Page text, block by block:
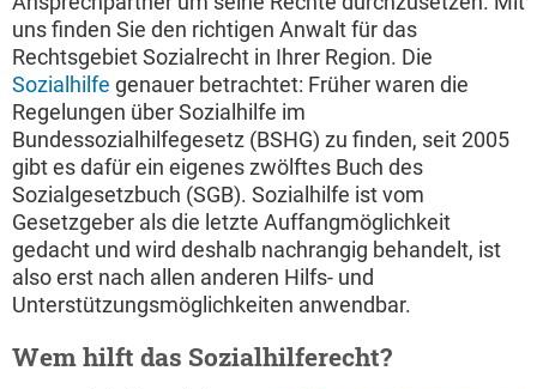
uns finden Sie den richtigen Anwalt für das
Rechtsgebiet Sozialrecht in Ihrer Region. Die
Sozialhilfe genauer betrachtet: Früher waren die
Regelungen über Sozialhilfe im
Bundessozialhilfegesetz (BSHG) zu finden, seit 2005
gibt es dafür ein eigenes zwölftes Buch des
Sozialgesetzbuch (SGB). Sozialhilfe ist vom
Gesetzgeber als die letzte Auffangmöglichkeit
gedacht und wird deshalb nachrangig behandelt, ist
also erst nach allen anderen Hilfs- und
Unterstützungsmöglichkeiten anwendbar.
Wem hilft das Sozialhilferecht?